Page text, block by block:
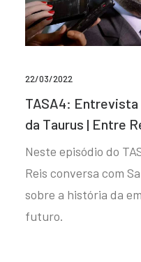
22/03/2022
TASA4: Entrevista
da Taurus | Entre
Neste episódio do
Reis conversa com
sobre a história da
futuro.